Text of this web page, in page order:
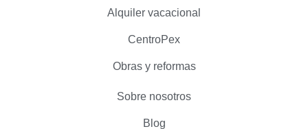
Alquiler vacacional
CentroPex
Obras y reformas
Sobre nosotros
Blog